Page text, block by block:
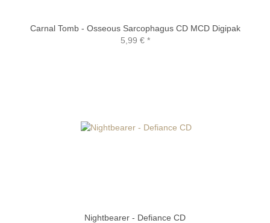
Carnal Tomb - Osseous Sarcophagus CD MCD Digipak
5,99 €*
Nightbearer - Defiance CD